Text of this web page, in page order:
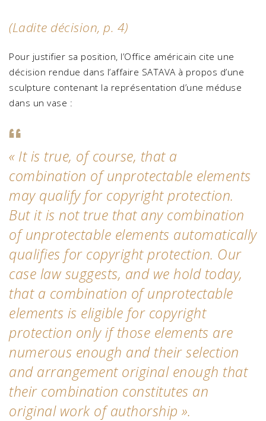
(Ladite décision, p. 4)
Pour justifier sa position, l’Office américain cite une
décision rendue dans l’affaire SATAVA à propos d’une
sculpture contenant la représentation d’une méduse
dans un vase :
« It is true, of course, that a
combination of unprotectable elements
may qualify for copyright protection.
But it is not true that any combination
of unprotectable elements automatically
qualifies for copyright protection. Our
case law suggests, and we hold today,
that a combination of unprotectable
elements is eligible for copyright
protection only if those elements are
numerous enough and their selection
and arrangement original enough that
their combination constitutes an
original work of authorship ».